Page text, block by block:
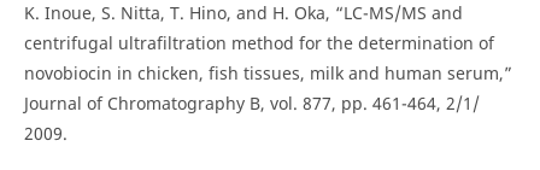
K. Inoue, S. Nitta, T. Hino, and H. Oka, “LC-MS/MS and
centrifugal ultrafiltration method for the determination of
novobiocin in chicken, fish tissues, milk and human serum,”
Journal of Chromatography B, vol. 877, pp. 461-464, 2/1/
2009.